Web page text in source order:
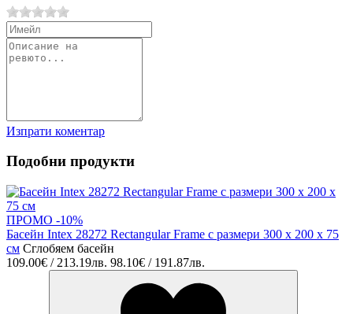
Изпрати коментар
Подобни продукти
ПРОМО -10%
Басейн Intex 28272 Rectangular Frame с размери 300 х 200 х 75
см Сглобяем басейн
109.00€ / 213.19лв. 98.10€ / 191.87лв.